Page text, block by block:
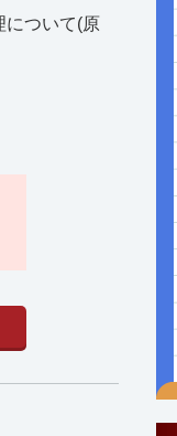
について(原